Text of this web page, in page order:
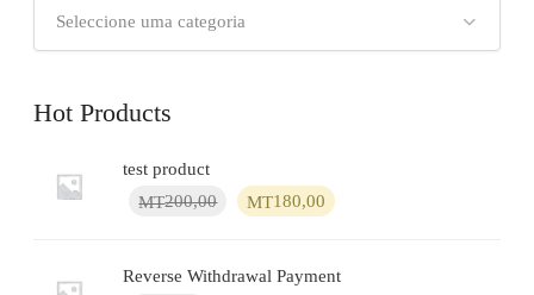
Seleccione uma categoria
Hot Products
test product
MT200,00
O
era:
MT180,00 O
é:
Reverse Withdrawal Payment